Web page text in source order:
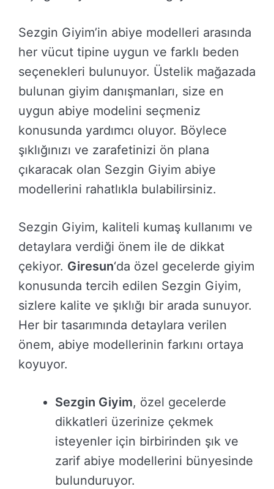
Sezgin Giyim’in abiye modelleri arasında
her vücut tipine uygun ve farklı beden
seçenekleri bulunuyor. Üstelik mağazada
bulunan giyim danışmanları, size en
uygun abiye modelini seçmeniz
konusunda yardımcı oluyor. Böylece
şıklığınızı ve zarafetinizi ön plana
çıkaracak olan Sezgin Giyim abiye
modellerini rahatlıkla bulabilirsiniz.
Sezgin Giyim, kaliteli kumaş kullanımı ve
detaylara verdiği önem ile de dikkat
çekiyor. Giresun‘da özel gecelerde giyim
konusunda tercih edilen Sezgin Giyim,
sizlere kalite ve şıklığı bir arada sunuyor.
Her bir tasarımında detaylara verilen
önem, abiye modellerinin farkını ortaya
koyuyor.
Sezgin Giyim, özel gecelerde
dikkatleri üzerinize çekmek
isteyenler için birbirinden şık ve
zarif abiye modellerini bünyesinde
bulunduruyor.